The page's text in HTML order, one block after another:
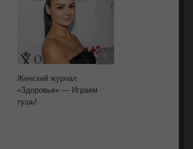
Женский журнал
«Здоровье» — Играем
тушь!